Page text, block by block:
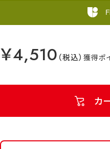
￥4,510
カ